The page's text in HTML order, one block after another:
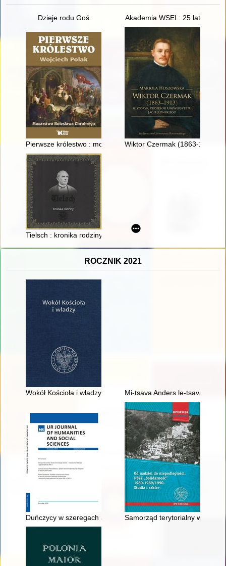
Dzieje rodu Goś Akademia WSEI : 25 lat
Pierwsze królestwo : mocarstwo Bolesława Chrobrego
Wiktor Czermak (1863-1913) :
Tielsch : kronika rodziny
ROCZNIK 2021
Wokół Kościoła i władzy : studia dedykowane ks. prof. dr.
Mi-tsava Anders le-tsava Israel
Duńczycy w szeregach armii brytyjskiej w Mandacie
Samorząd terytorialny w